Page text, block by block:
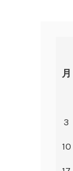
月
3
10